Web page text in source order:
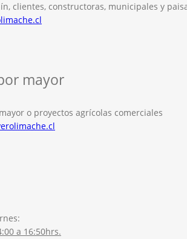
clientes, constructoras, municipales y
mayor
o proyectos agrícolas comerciales
a 16:50hrs.